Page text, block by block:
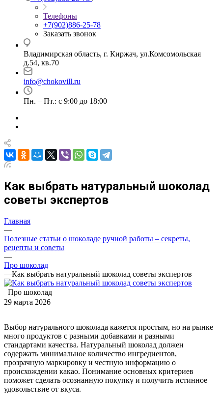
Телефоны
+7(902)886-25-78
Заказать звонок
Владимирская область, г. Киржач, ул.Комсомольская
д.54, кв.70
info@chokovill.ru
Пн. – Пт.: с 9:00 до 18:00
Как выбрать натуральный шоколад
советы экспертов
Главная
—
Полезные статьи о шоколаде ручной работы – секреты,
рецепты и советы
—
Про шоколад
—Как выбрать натуральный шоколад советы экспертов
Про шоколад
29 марта 2026
Выбор натурального шоколада кажется простым, но на рынке
много продуктов с разными добавками и разными
стандартами качества. Натуральный шоколад должен
содержать минимальное количество ингредиентов,
прозрачную маркировку и честную информацию о
происхождении какао. Понимание основных критериев
поможет сделать осознанную покупку и получить истинное
удовольствие от вкуса.